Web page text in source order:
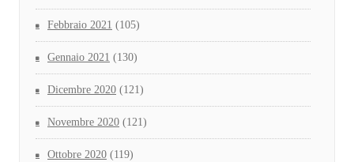
Febbraio 2021 (105)
Gennaio 2021 (130)
Dicembre 2020 (121)
Novembre 2020 (121)
Ottobre 2020 (119)